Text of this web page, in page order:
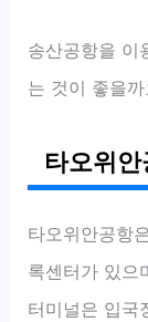
송산공항을 이
는 것이 좋을까
타오위안
타오위안공항
록센터가 있으
터미널은 입국